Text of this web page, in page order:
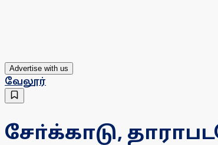
Advertise with us
வேலூர்
சோ்க்காடு,